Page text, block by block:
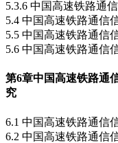
5.3.6 中国高速铁路通
5.4 中国高速铁路通信
5.5 中国高速铁路通信
5.6 中国高速铁路通信
第6章中国高速铁路通
究
6.1 中国高速铁路通信
6.2 中国高速铁路通信